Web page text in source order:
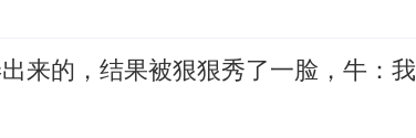
来的，结果被狠狠秀了一脸，牛：我